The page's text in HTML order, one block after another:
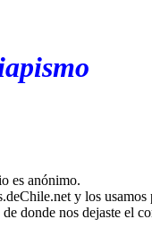
es anónimo.
y los
donde nos dejaste el